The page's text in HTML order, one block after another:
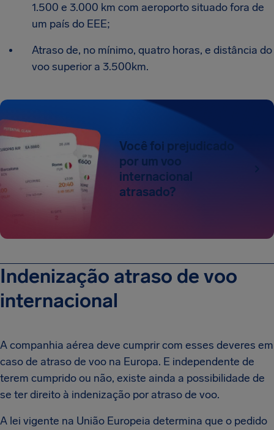
1.500 e 3.000 km com aeroporto situado fora de
um país do EEE;
Atraso de, no mínimo, quatro horas, e distância do
voo superior a 3.500km.
Você foi prejudicado
por um voo
internacional
atrasado?
Indenização atraso de voo
internacional
A companhia aérea deve cumprir com esses deveres em
caso de atraso de voo na Europa. E independente de
terem cumprido ou não, existe ainda a possibilidade de
se ter direito à indenização por atraso de voo.
A lei vigente na União Europeia determina que o pedido